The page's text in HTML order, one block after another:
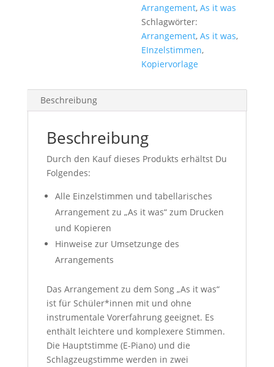
Arrangement,As it was
Schlagwörter:
Arrangement,As it was,
EInzelstimmen,
Kopiervorlage
Beschreibung
Beschreibung
Durch den Kauf dieses Produkts erhältst Du
Folgendes:
Alle Einzelstimmen und tabellarisches
Arrangement zu „As it was“ zum Drucken
und Kopieren
Hinweise zur Umsetzunge des
Arrangements
Das Arrangement zu dem Song „As it was“
ist für Schüler*innen mit und ohne
instrumentale Vorerfahrung geeignet. Es
enthält leichtere und komplexere Stimmen.
Die Hauptstimme (E-Piano) und die
Schlagzeugstimme werden in zwei